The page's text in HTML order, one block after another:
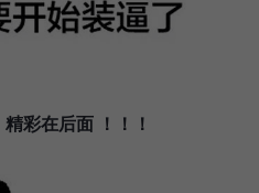
精彩在后面 ！！！